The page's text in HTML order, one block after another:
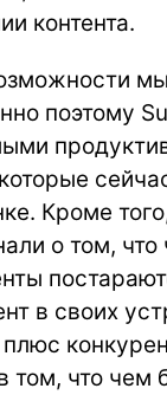
контента.
поэтому
Кроме
о том,
в своих
том, что чем